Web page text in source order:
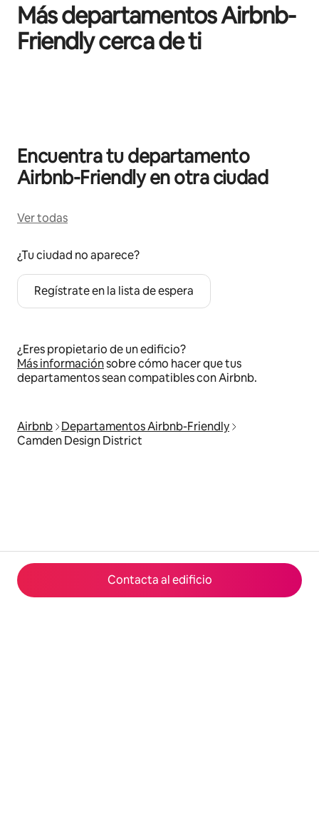
Contacta al edificio
Más departamentos Airbnb-
Friendly cerca de ti
Encuentra tu departamento
Airbnb-Friendly en otra ciudad
Ver todas
¿Tu ciudad no aparece?
Regístrate en la lista de espera
¿Eres propietario de un edificio?
Más informaciónsobre cómo hacer que tus
departamentos sean compatibles con Airbnb.
Airbnb
Departamentos Airbnb-Friendly
Camden Design District